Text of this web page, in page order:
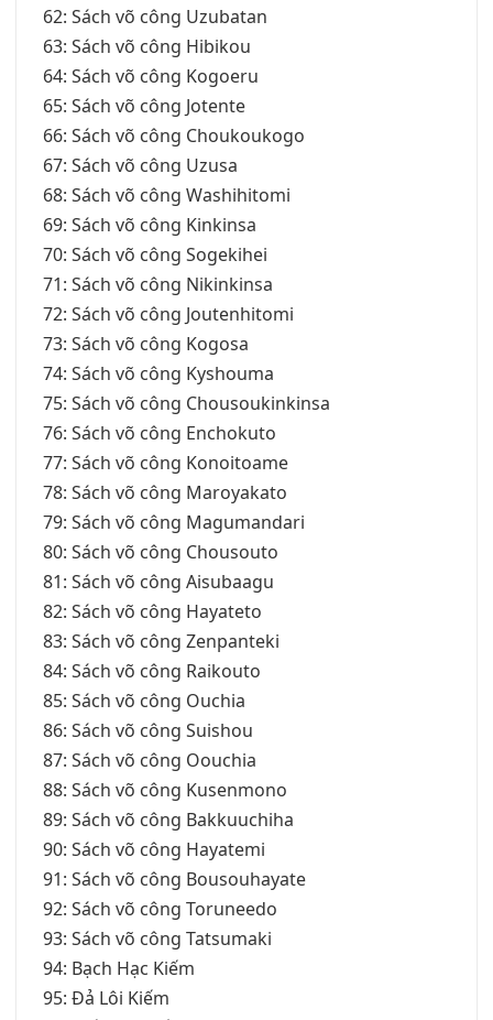
62: Sách võ công Uzubatan
63: Sách võ công Hibikou
64: Sách võ công Kogoeru
65: Sách võ công Jotente
66: Sách võ công Choukoukogo
67: Sách võ công Uzusa
68: Sách võ công Washihitomi
69: Sách võ công Kinkinsa
70: Sách võ công Sogekihei
71: Sách võ công Nikinkinsa
72: Sách võ công Joutenhitomi
73: Sách võ công Kogosa
74: Sách võ công Kyshouma
75: Sách võ công Chousoukinkinsa
76: Sách võ công Enchokuto
77: Sách võ công Konoitoame
78: Sách võ công Maroyakato
79: Sách võ công Magumandari
80: Sách võ công Chousouto
81: Sách võ công Aisubaagu
82: Sách võ công Hayateto
83: Sách võ công Zenpanteki
84: Sách võ công Raikouto
85: Sách võ công Ouchia
86: Sách võ công Suishou
87: Sách võ công Oouchia
88: Sách võ công Kusenmono
89: Sách võ công Bakkuuchiha
90: Sách võ công Hayatemi
91: Sách võ công Bousouhayate
92: Sách võ công Toruneedo
93: Sách võ công Tatsumaki
94: Bạch Hạc Kiếm
95: Đả Lôi Kiếm